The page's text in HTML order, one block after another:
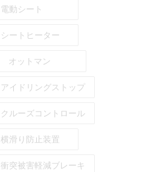
電動シート
シートヒーター
オットマン
アイドリングストップ
クルーズコントロール
横滑り防止装置
衝突被害軽減ブレーキ